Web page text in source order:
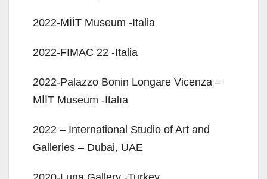
2022-MİİT Museum -Italia
2022-FIMAC 22 -Italia
2022-Palazzo Bonin Longare Vicenza –
MİİT Museum -Italıa
2022 – International Studio of Art and
Galleries – Dubai, UAE